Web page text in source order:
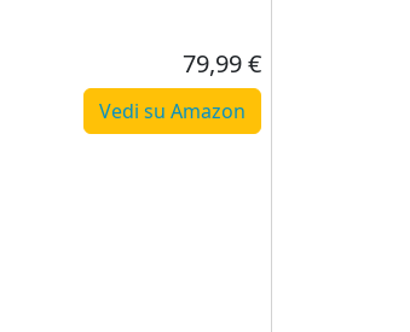
79,99 €
Vedi su Amazon